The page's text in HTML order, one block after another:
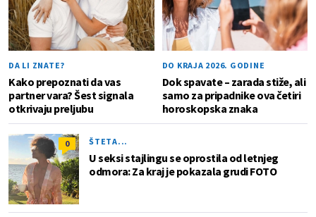
DA LI ZNATE?
Kako prepoznati da vas
partner vara? Šest signala
otkrivaju preljubu
DO KRAJA 2026. GODINE
Dok spavate – zarada stiže, ali
samo za pripadnike ova četiri
horoskopska znaka
0 ŠTETA...
U seksi stajlingu se oprostila od letnjeg
odmora: Za kraj je pokazala grudi FOTO